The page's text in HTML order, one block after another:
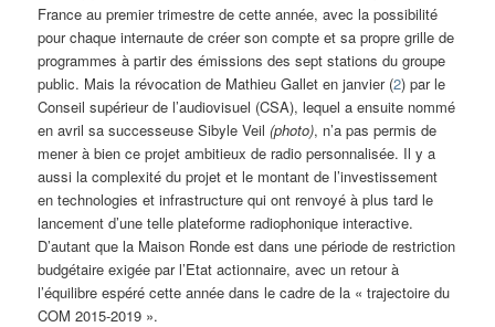
France au premier trimestre de cette année, avec la possibilité
pour chaque internaute de créer son compte et sa propre grille de
programmes à partir des émissions des sept stations du groupe
public. Mais la révocation de Mathieu Gallet en janvier (2) par le
Conseil supérieur de l’audiovisuel (CSA), lequel a ensuite nommé
en avril sa successeuse Sibyle Veil(photo), n’a pas permis de
mener à bien ce projet ambitieux de radio personnalisée. Il y a
aussi la complexité du projet et le montant de l’investissement
en technologies et infrastructure qui ont renvoyé à plus tard le
lancement d’une telle plateforme radiophonique interactive.
D’autant que la Maison Ronde est dans une période de restriction
budgétaire exigée par l’Etat actionnaire, avec un retour à
l’équilibre espéré cette année dans le cadre de la « trajectoire du
COM 2015-2019 ».